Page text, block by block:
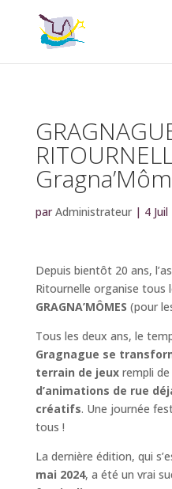
parAdministrateur| 4
Depuis bientôt 20 ans,
Ritournelle organise tous
GRAGNA’MÔMES (pour
Tous les deux ans, le
Gragnague se
terrain de jeuxrempli de
d’animations de rue
créatifs. Une journée
tous !
La dernière édition, qui
mai 2024, a été un vrai